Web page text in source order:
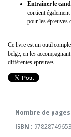
Entraîner le
contient
pour les épreuves
Ce livre est un outil
belge, en les
différentes épreuves.
Nombre de pages
ISBN :